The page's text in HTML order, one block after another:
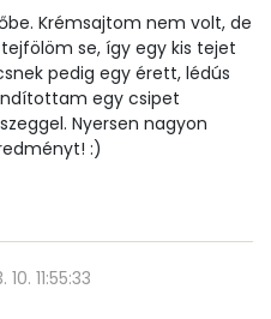
1 mg
Krémsajtom nem volt, de
se, így egy kis tejet
pedig egy érett, lédús
egy csipet
Nyersen nagyon
:)
10. 11:55:33